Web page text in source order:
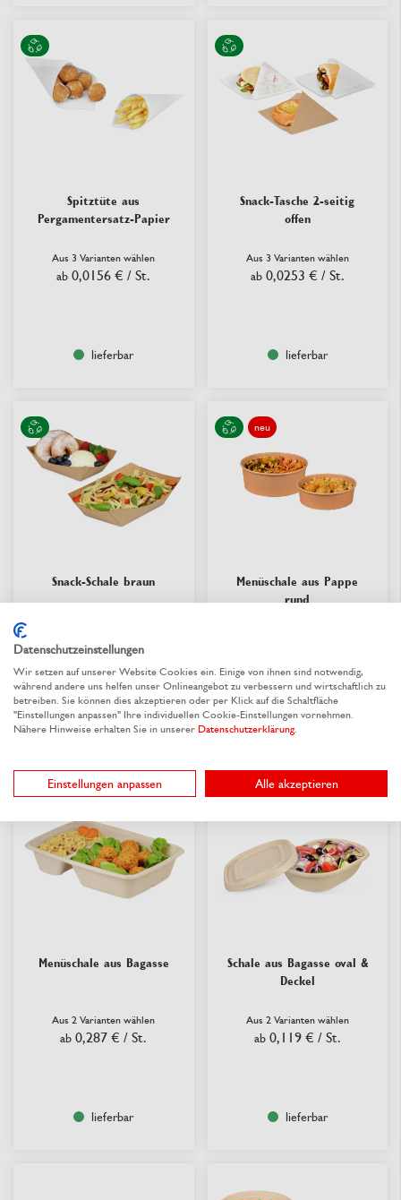
Spitztüte aus
Pergamentersatz-Papier
Aus 3 Varianten wählen
ab 0,0156 € / St.
lieferbar
Snack-Tasche 2-seitig
offen
Aus 3 Varianten wählen
ab 0,0253 € / St.
lieferbar
Snack-Schale braun
ab 0,06 € / St.
lieferbar
neu
Menüschale aus Pappe
rund
lieferbar
Menüschale aus Bagasse
Aus 2 Varianten wählen
ab 0,287 € / St.
lieferbar
Schale aus Bagasse oval &
Deckel
Aus 2 Varianten wählen
ab 0,119 € / St.
lieferbar
Datenschutzeinstellungen
Wir setzen auf unserer Website Cookies ein. Einige von ihnen sind notwendig,
während andere uns helfen unser Onlineangebot zu verbessern und wirtschaftlich zu
betreiben. Sie können dies akzeptieren oder per Klick auf die Schaltfläche
"Einstellungen anpassen" Ihre individuellen Cookie-Einstellungen vornehmen.
Nähere Hinweise erhalten Sie in unserer Datenschutzerklärung
Einstellungen anpassen Alle akzeptieren